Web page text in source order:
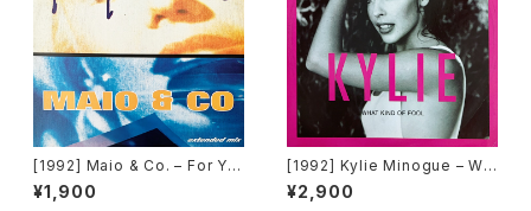
[1992] Maio & Co. – For Yo
ur Love [Time Records]
¥1,900
[1992] Kylie Minogue – Wh
at Kind Of Fool [PWL Inter
national]
¥2,900